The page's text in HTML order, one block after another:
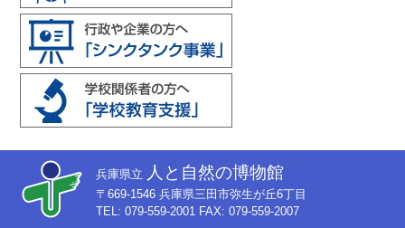
兵庫県立 人と自然の博物館
〒669-1546 兵庫県三田市弥生が丘6丁目
TEL: 079-559-2001 FAX: 079-559-2007